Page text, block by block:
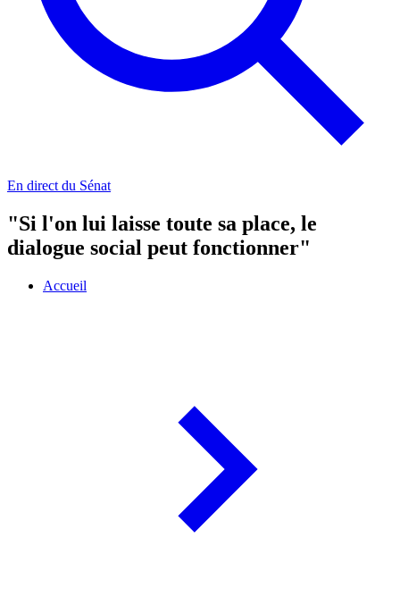
En direct du Sénat
"Si l'on lui laisse toute sa place, le
dialogue social peut fonctionner"
Accueil